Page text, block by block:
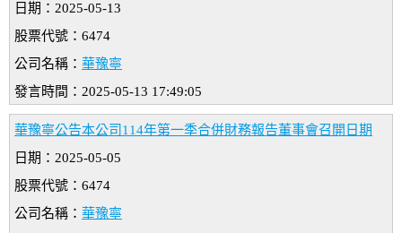
日期：2025-05-13
股票代號：6474
公司名稱： 華豫寧
發言時間：2025-05-13 17:49:05
華豫寧公告本公司114年第一季合併財務報告董事會召開日期
日期：2025-05-05
股票代號：6474
公司名稱： 華豫寧